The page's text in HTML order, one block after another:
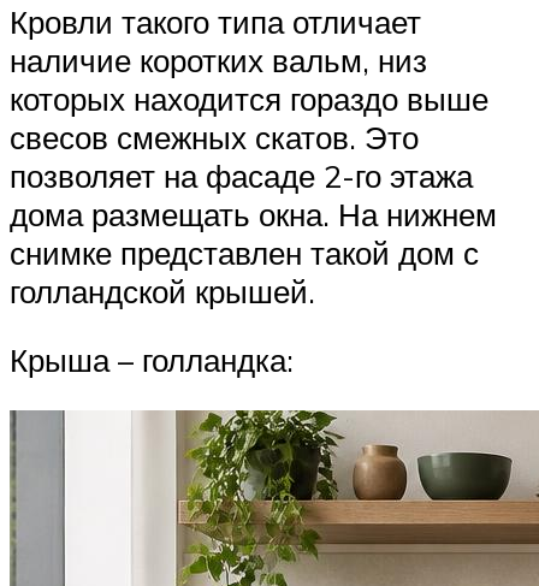
Кровли такого типа отличает
наличие коротких вальм, низ
которых находится гораздо выше
свесов смежных скатов. Это
позволяет на фасаде 2-го этажа
дома размещать окна. На нижнем
снимке представлен такой дом с
голландской крышей.
Крыша – голландка: